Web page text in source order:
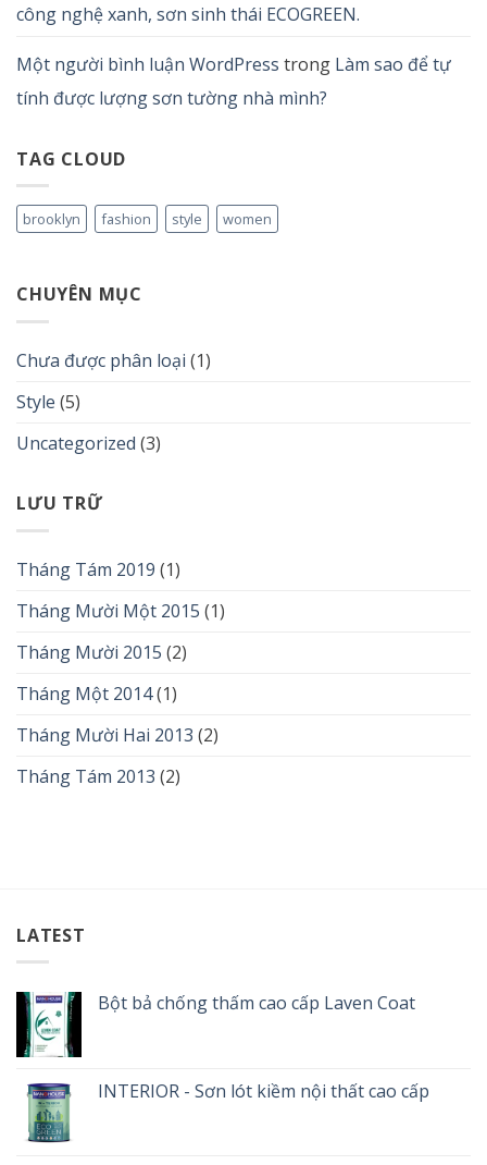
công nghệ xanh, sơn sinh thái ECOGREEN.
Một người bình luận WordPress trong Làm sao để tự
tính được lượng sơn tường nhà mình?
TAG CLOUD
brooklyn fashion style women
CHUYÊN MỤC
Chưa được phân loại (1)
Style (5)
Uncategorized (3)
LƯU TRỮ
Tháng Tám 2019 (1)
Tháng Mười Một 2015 (1)
Tháng Mười 2015 (2)
Tháng Một 2014(1)
Tháng Mười Hai 2013 (2)
Tháng Tám 2013 (2)
LATEST
Bột bả chống thấm cao cấp Laven Coat
INTERIOR - Sơn lót kiềm nội thất cao cấp